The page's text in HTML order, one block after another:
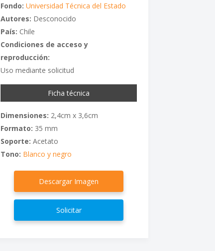
Fondo: Universidad Técnica del Estado
Autores: Desconocido
País: Chile
Condiciones de acceso y
reproducción:
Uso mediante solicitud
Ficha técnica
Dimensiones: 2,4cm x 3,6cm
Formato: 35 mm
Soporte: Acetato
Tono: Blanco y negro
Descargar Imagen
Solicitar